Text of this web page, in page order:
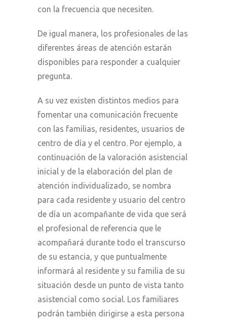
con la frecuencia que necesiten.
De igual manera, los profesionales de las
diferentes áreas de atención estarán
disponibles para responder a cualquier
pregunta.
A su vez existen distintos medios para
fomentar una comunicación frecuente
con las familias, residentes, usuarios de
centro de día y el centro. Por ejemplo, a
continuación de la valoración asistencial
inicial y de la elaboración del plan de
atención individualizado, se nombra
para cada residente y usuario del centro
de día un acompañante de vida que será
el profesional de referencia que le
acompañará durante todo el transcurso
de su estancia, y que puntualmente
informará al residente y su familia de su
situación desde un punto de vista tanto
asistencial como social. Los familiares
podrán también dirigirse a esta persona